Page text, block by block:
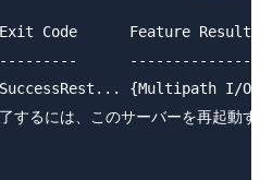
Exit Code      Feature Result
--------------
{Multipath I/O}
するには、このサーバーを再起動